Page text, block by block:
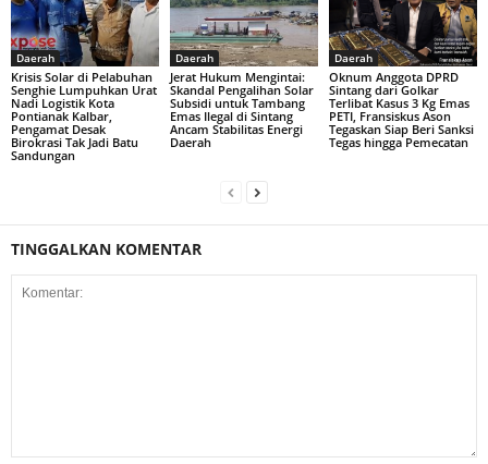
Daerah
Krisis Solar di Pelabuhan
Senghie Lumpuhkan Urat
Nadi Logistik Kota
Pontianak Kalbar,
Pengamat Desak
Birokrasi Tak Jadi Batu
Sandungan
Daerah
Jerat Hukum Mengintai:
Skandal Pengalihan Solar
Subsidi untuk Tambang
Emas Ilegal di Sintang
Ancam Stabilitas Energi
Daerah
Daerah
Oknum Anggota DPRD
Sintang dari Golkar
Terlibat Kasus 3 Kg Emas
PETI, Fransiskus Ason
Tegaskan Siap Beri Sanksi
Tegas hingga Pemecatan
TINGGALKAN KOMENTAR